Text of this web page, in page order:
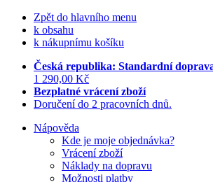
Zpět do hlavního menu
k obsahu
k nákupnímu košíku
Česká republika: Standardní
1 290,00 Kč
Bezplatné vrácení zboží
Doručení do 2 pracovních dnů.
Nápověda
Kde je moje objednávka?
Vrácení zboží
Náklady na dopravu
Možnosti platby